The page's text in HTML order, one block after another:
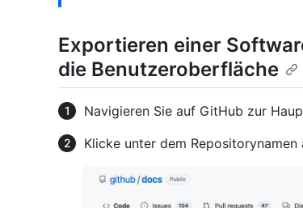
Exportieren einer
die Benutzeroberfläche
Navigieren Sie auf GitHub zur
Klicke unter dem Repositorynamen